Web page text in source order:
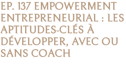
EP. 137 EMPOWERMENT
ENTREPRENEURIAL : LES
APTITUDES-CLÉS À
DÉVELOPPER, AVEC OU
SANS COACH